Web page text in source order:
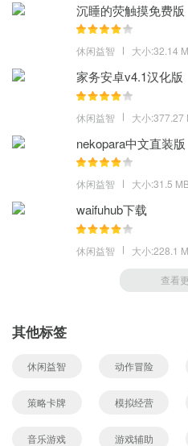
沉睡的荧触摸免费版
休闲益智 大小:32.14
家务安卓v4.1汉化版
休闲益智 大小:377.27
nekopara中文直装版
休闲益智 大小:31.5
waifuhub下载
休闲益智 大小:228.1
查看
其他标签
休闲益智 动作冒险
策略卡牌 模拟经营
音乐游戏 游戏辅助